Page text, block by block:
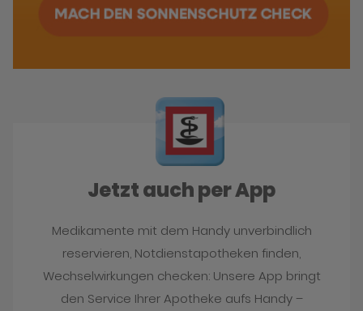
Jetzt auch per App
Medikamente mit dem Handy unverbindlich
reservieren, Notdienstapotheken finden,
Wechselwirkungen checken: Unsere App bringt
den Service Ihrer Apotheke aufs Handy –